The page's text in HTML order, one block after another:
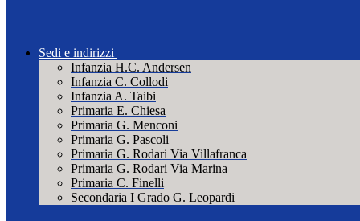
Sedi e indirizzi
Infanzia H.C. Andersen
Infanzia C. Collodi
Infanzia A. Taibi
Primaria E. Chiesa
Primaria G. Menconi
Primaria G. Pascoli
Primaria G. Rodari Via Villafranca
Primaria G. Rodari Via Marina
Primaria C. Finelli
Secondaria I Grado G. Leopardi